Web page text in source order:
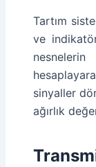
Tartım
ve
sinyaller
ağırlık